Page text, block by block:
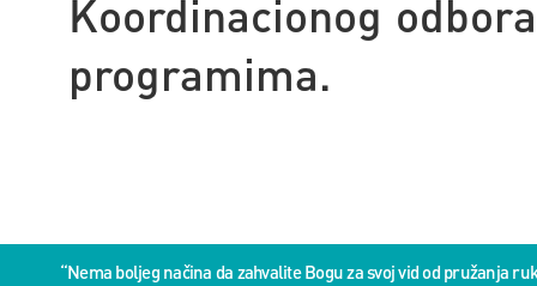
Koordinacionog
programima.
“Nema boljeg načina da zahvalite Bogu za svoj vid od pružanja